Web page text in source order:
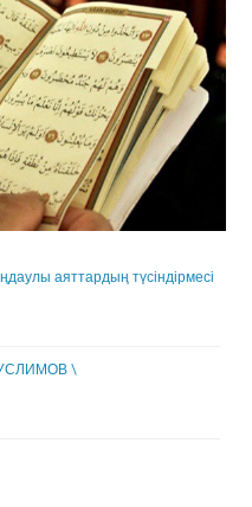
аяттардың түсіндірмесі
\